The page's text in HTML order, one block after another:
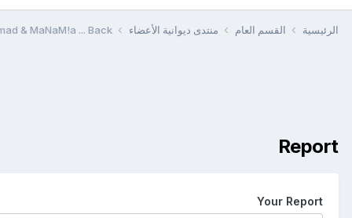
الرئيسية القسم العام منتدى ديوانية الأعضاء & MaNaM!a ... Back
Report
Your Report